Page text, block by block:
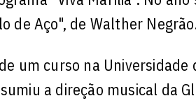
de Aço", de Walther
um curso na Universidade
a direção musical da